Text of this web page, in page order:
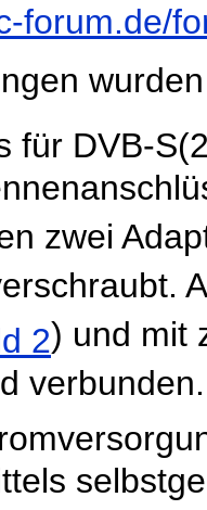
forum.de/
für DVB-
zwei
2) und mit
verbunden.